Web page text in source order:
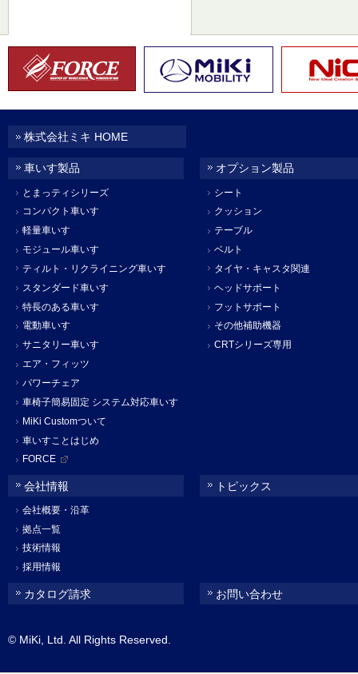
株式会社ミキ HOME
車いす製品
とまっティシリーズ
コンパクト車いす
軽量車いす
モジュール車いす
ティルト・リクライニング車いす
スタンダード車いす
特長のある車いす
電動車いす
サニタリー車いす
エア・フィッツ
パワーチェア
車椅子簡易固定 システム対応車いす
MiKi Customついて
車いすことはじめ
FORCE
オプション製品
シート
クッション
テーブル
ベルト
タイヤ・キャスタ関連
ヘッドサポート
フットサポート
その他補助機器
CRTシリーズ専用
会社情報
会社概要・沿革
拠点一覧
技術情報
採用情報
トピックス
カタログ請求 お問い合わせ
© MiKi, Ltd. All Rights Reserved.